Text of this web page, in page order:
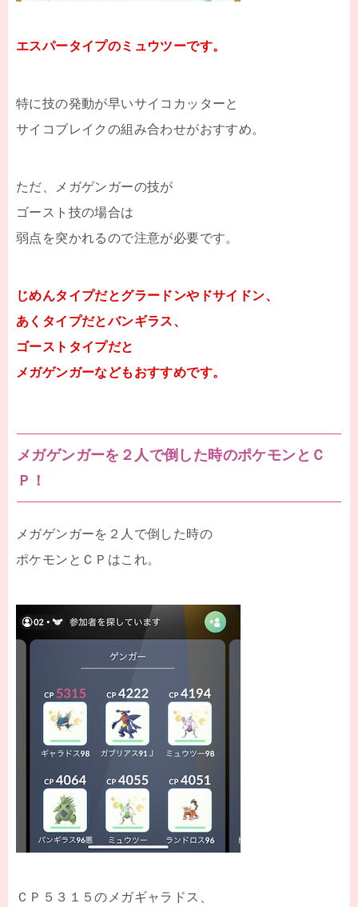
エスパータイプのミュウツーです。
特に技の発動が早いサイコカッターと
サイコブレイクの組み合わせがおすすめ。
ただ、メガゲンガーの技が
ゴースト技の場合は
弱点を突かれるので注意が必要です。
じめんタイプだとグラードンやドサイドン、
あくタイプだとバンギラス、
ゴーストタイプだと
メガゲンガーなどもおすすめです。
メガゲンガーを２人で倒した時のポケモンとＣ
Ｐ！
メガゲンガーを２人で倒した時の
ポケモンとＣＰはこれ。
ＣＰ５３１５のメガギャラドス、